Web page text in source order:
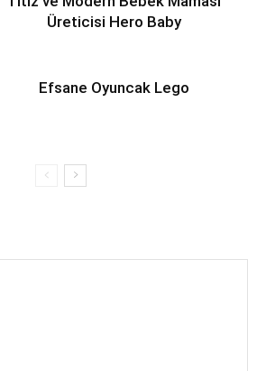
Üreticisi Hero Baby
Efsane Oyuncak Lego